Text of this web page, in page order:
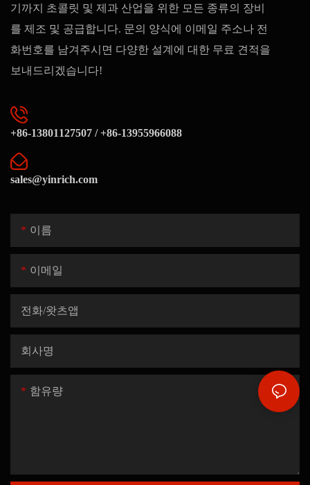
기까지 초콜릿 및 제과 산업을 위한 모든 종류의 장비
를 제조 및 공급합니다. 문의 양식에 이메일 주소나 전
화번호를 남겨주시면 다양한 설계에 대한 무료 견적을
보내드리겠습니다!
+86-13801127507 / +86-13955966088
sales@yinrich.com
이름
이메일
전화/왓츠앱
회사명
함유량